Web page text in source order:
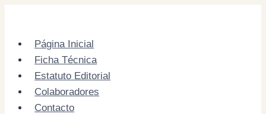
contentPágina Inicial
Ficha Técnica
Estatuto Editorial
Colaboradores
Contacto